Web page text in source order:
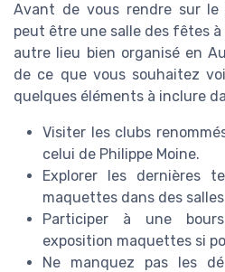
Avant de vous rendre sur le
peut être une salle des fêtes
autre lieu bien organisé en
de ce que vous souhaitez
quelques éléments à inclure
Visiter les clubs
celui de Philippe Moine.
Explorer les dernières
maquettes dans des
Participer à une
exposition maquettes si
Ne manquez pas les